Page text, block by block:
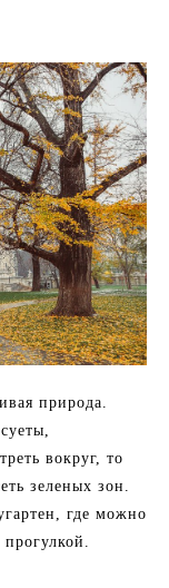
природа.
вокруг, то
зеленых зон.
где можно